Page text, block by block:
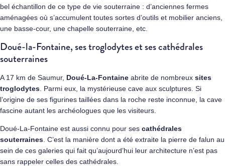
bel échantillon de ce type de vie souterraine : d’anciennes fermes
aménagées où s’accumulent toutes sortes d’outils et mobilier anciens,
une basse-cour, une chapelle souterraine, etc.
Doué-la-Fontaine, ses troglodytes et ses cathédrales
souterraines
A 17 km de Saumur, Doué-La-Fontaine abrite de nombreux sites
troglodytes . Parmi eux, la mystérieuse cave aux sculptures. Si
l’origine de ses figurines taillées dans la roche reste inconnue, la cave
fascine autant les archéologues que les visiteurs.
Doué-La-Fontaine est aussi connu pour ses cathédrales
souterraines . C’est la manière dont a été extraite la pierre de falun au
sein de ces galeries qui fait qu’aujourd’hui leur architecture n’est pas
sans rappeler celles des cathédrales.